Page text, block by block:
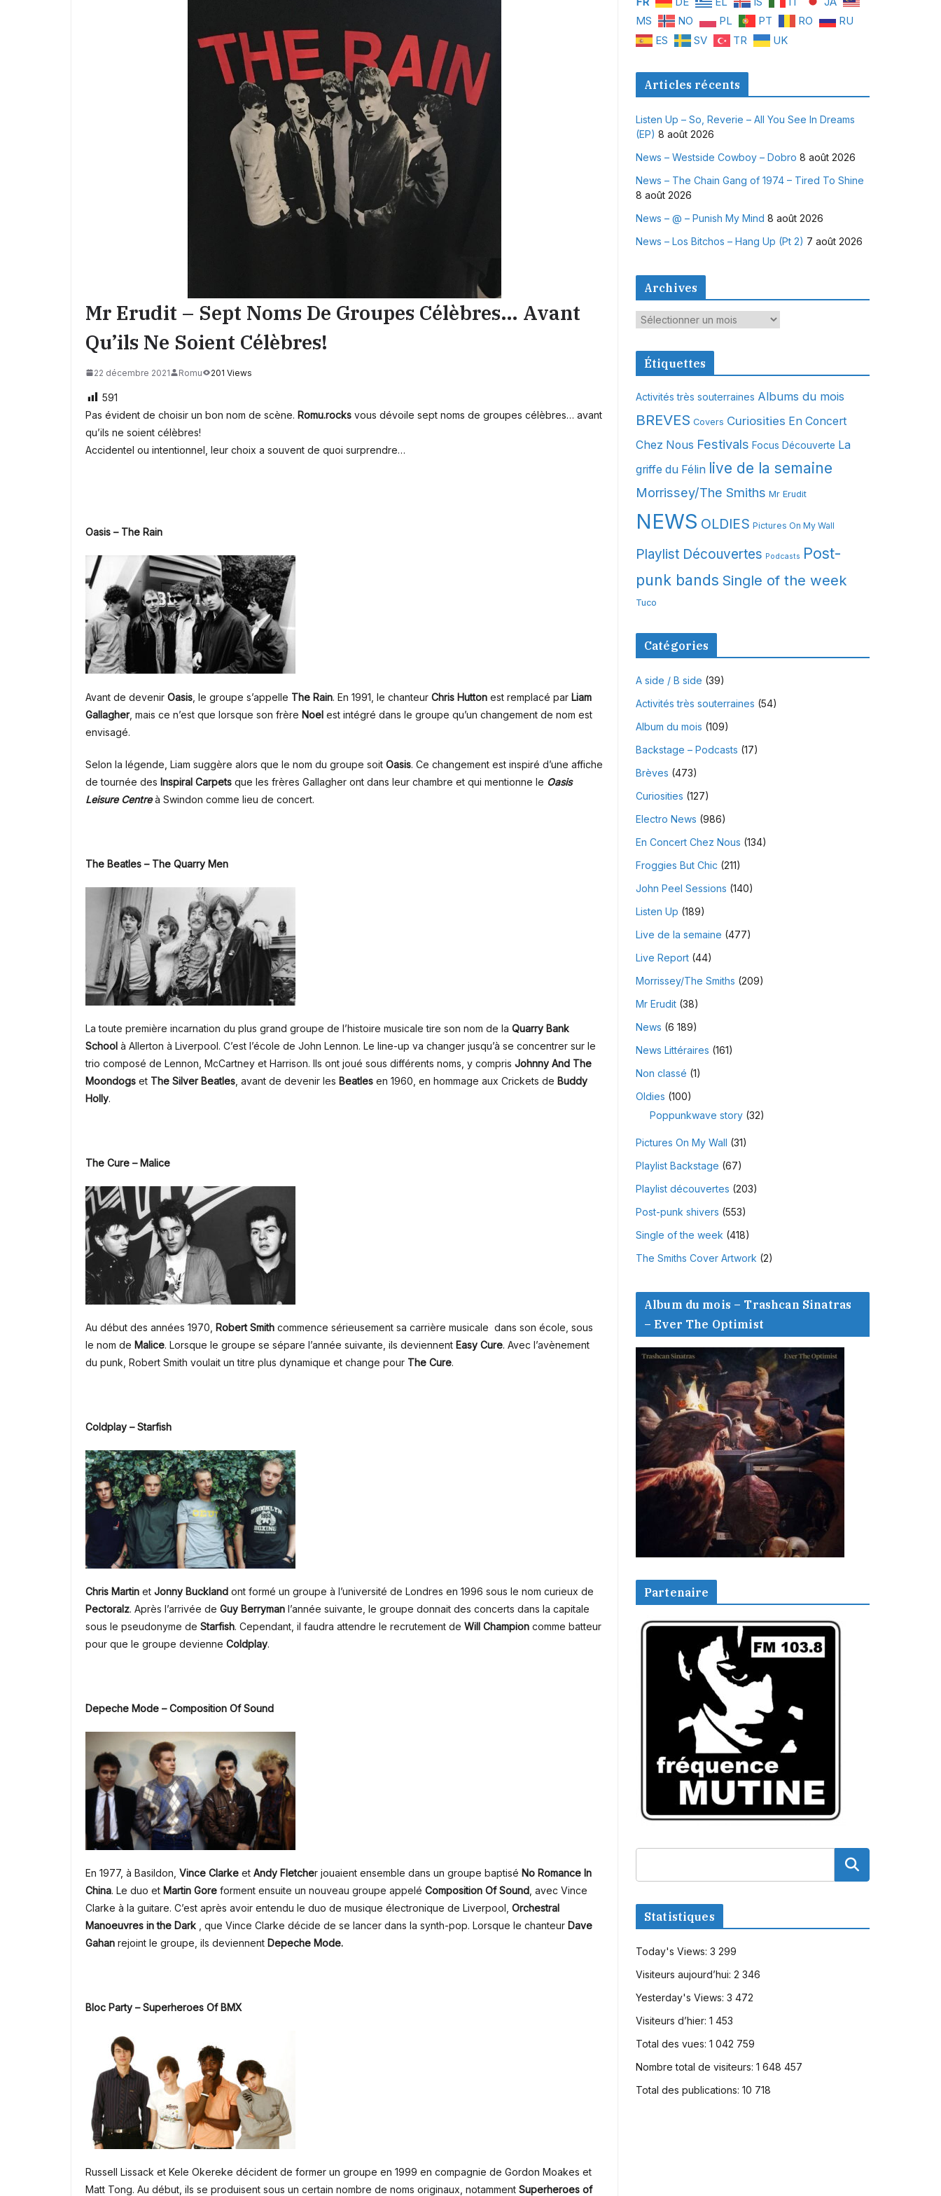
Mr Erudit – Sept Noms De Groupes Célèbres… Avant
Qu’ils Ne Soient Célèbres!
22 décembre 2021 Romu 201 Views
591
Pas évident de choisir un bon nom de scène. Romu.rocks vous dévoile sept noms de groupes célèbres… avant
qu’ils ne soient célèbres!
Accidentel ou intentionnel, leur choix a souvent de quoi surprendre…
Oasis – The Rain
Avant de devenir Oasis , le groupe s’appelle The Rain. En 1991, le chanteur Chris Hutton est remplacé par Liam
Gallagher, mais ce n’est que lorsque son frère Noel est intégré dans le groupe qu’un changement de nom est
envisagé.
Selon la légende, Liam suggère alors que le nom du groupe soit Oasis. Ce changement est inspiré d’une affiche
de tournée des Inspiral Carpets que les frères Gallagher ont dans leur chambre et qui mentionne le Oasis
Leisure Centre à Swindon comme lieu de concert.
The Beatles – The Quarry Men
La toute première incarnation du plus grand groupe de l’histoire musicale tire son nom de la Quarry Bank
School à Allerton à Liverpool. C’est l’école de John Lennon. Le line-up va changer jusqu’à se concentrer sur le
trio composé de Lennon, McCartney et Harrison. Ils ont joué sous différents noms, y compris Johnny And The
Moondogs et The Silver Beatles , avant de devenir les Beatles en 1960, en hommage aux Crickets de Buddy
Holly.
The Cure – Malice
Au début des années 1970, Robert Smith commence sérieusement sa carrière musicale dans son école, sous
le nom de Malice. Lorsque le groupe se sépare l’année suivante, ils deviennent Easy Cure. Avec l’avènement
du punk, Robert Smith voulait un titre plus dynamique et change pour The Cure.
Coldplay – Starfish
Chris Martin et Jonny Buckland ont formé un groupe à l’université de Londres en 1996 sous le nom curieux de
Pectoralz. Après l’arrivée de Guy Berryman l’année suivante, le groupe donnait des concerts dans la capitale
sous le pseudonyme de Starfish. Cependant, il faudra attendre le recrutement de Will Champion comme batteur
pour que le groupe devienne Coldplay.
Depeche Mode – Composition Of Sound
En 1977, à Basildon, Vince Clarke et Andy Fletcher jouaient ensemble dans un groupe baptisé No Romance In
China. Le duo et Martin Gore forment ensuite un nouveau groupe appelé Composition Of Sound , avec Vince
Clarke à la guitare. C’est après avoir entendu le duo de musique électronique de Liverpool, Orchestral
Manoeuvres in the Dark
, que Vince Clarke décide de se lancer dans la synth-pop. Lorsque le chanteur Dave
Gahan rejoint le groupe, ils deviennent Depeche Mode.
Bloc Party – Superheroes Of BMX
Russell Lissack et Kele Okereke décident de former un groupe en 1999 en compagnie de Gordon Moakes et
Matt Tong. Au début, ils se produisent sous un certain nombre de noms originaux, notamment Superheroes of
MS
NO PL PT RO
RU
ES
SV TR UK
Articles récents
Listen Up – So, Reverie – All You See In Dreams
(EP) 8 août 2026
News – Westside Cowboy – Dobro 8 août 2026
News – The Chain Gang of 1974 – Tired To Shine
8 août 2026
News – @ – Punish My Mind 8 août 2026
News – Los Bitchos – Hang Up (Pt 2) 7 août 2026
Archives
A
c
e
s
Étiquettes
Activités très souterraines Albums du mois
BREVES Covers Curiosities En Concert
Chez Nous Festivals Focus Découverte La
griffe du Félin live de la semaine
Morrissey/The Smiths Mr Erudit
NEWS OLDIES Pictures On My Wall
Playlist Découvertes Podcasts Post-
punk bands Single of the week
Tuco
Catégories
A side / B side (39)
Activités très souterraines (54)
Album du mois (109)
Backstage – Podcasts (17)
Brèves (473)
Curiosities (127)
Electro News (986)
En Concert Chez Nous (134)
Froggies But Chic (211)
John Peel Sessions (140)
Listen Up (189)
Live de la semaine (477)
Live Report(44)
Morrissey/The Smiths (209)
Mr Erudit(38)
News (6 189)
News Littéraires (161)
Non classé (1)
Oldies (100)
Poppunkwave story(32)
Pictures On My Wall (31)
Playlist Backstage (67)
Playlist découvertes (203)
Post-punk shivers (553)
Single of the week (418)
The Smiths Cover Artwork (2)
Album du mois – Trashcan Sinatras
– Ever The Optimist
Partenaire
Statistiques
Today's Views: 3 299
Visiteurs aujourd’hui: 2 346
Yesterday's Views: 3 472
Visiteurs d’hier: 1 453
Total des vues: 1 042 759
Nombre total de visiteurs: 1 648 457
Total des publications: 10 718